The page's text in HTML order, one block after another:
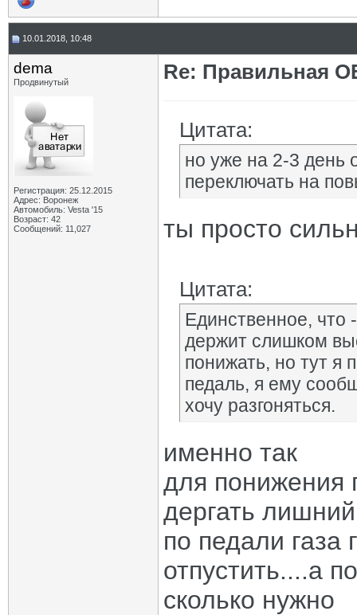
10.01.2018, 10:48
dema
Продвинутый
Регистрация: 25.12.2015
Адрес: Воронеж
Автомобиль: Vesta '15
Возраст: 42
Сообщений: 11,027
Re: Правильная
Цитата:
но уже на 2-3 день
переключать на
ты просто
Цитата:
Единственное, что
держит слишком
понижать, но тут я
педаль, я ему
хочу разгоняться.
именно так
для понижения
дергать
по педали газа
отпустить....а
сколько нужно